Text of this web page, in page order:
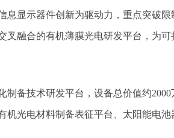
显示器件创新为驱动力，重点突破
融合的有机薄膜光电研发平台，为
制备技术研发平台，设备总价值约2000
光电材料制备表征平台、太阳能电